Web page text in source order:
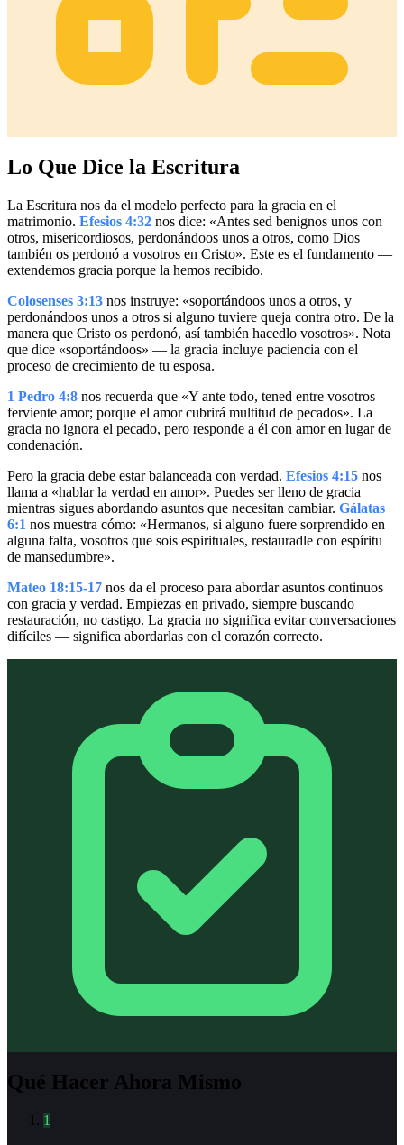
Lo Que Dice la Escritura
La Escritura nos da el modelo perfecto para la gracia en el
matrimonio. Efesios 4:32 nos dice: «Antes sed benignos unos con
otros, misericordiosos, perdonándoos unos a otros, como Dios
también os perdonó a vosotros en Cristo». Este es el fundamento —
extendemos gracia porque la hemos recibido.
Colosenses 3:13 nos instruye: «soportándoos unos a otros, y
perdonándoos unos a otros si alguno tuviere queja contra otro. De la
manera que Cristo os perdonó, así también hacedlo vosotros». Nota
que dice «soportándoos» — la gracia incluye paciencia con el
proceso de crecimiento de tu esposa.
1 Pedro 4:8 nos recuerda que «Y ante todo, tened entre vosotros
ferviente amor; porque el amor cubrirá multitud de pecados». La
gracia no ignora el pecado, pero responde a él con amor en lugar de
condenación.
Pero la gracia debe estar balanceada con verdad. Efesios 4:15 nos
llama a «hablar la verdad en amor». Puedes ser lleno de gracia
mientras sigues abordando asuntos que necesitan cambiar. Gálatas
6:1 nos muestra cómo: «Hermanos, si alguno fuere sorprendido en
alguna falta, vosotros que sois espirituales, restauradle con espíritu
de mansedumbre».
Mateo 18:15-17 nos da el proceso para abordar asuntos continuos
con gracia y verdad. Empiezas en privado, siempre buscando
restauración, no castigo. La gracia no significa evitar conversaciones
difíciles — significa abordarlas con el corazón correcto.
Qué Hacer Ahora Mismo
1